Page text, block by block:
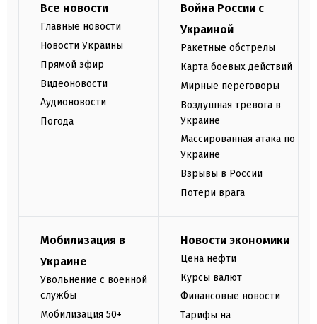
Все новости
Главные новости
Новости Украины
Прямой эфир
Видеоновости
Аудионовости
Погода
Война России с
Украиной
Ракетные обстрелы
Карта боевых действий
Мирные переговоры
Воздушная тревога в
Украине
Массированная атака по
Украине
Взрывы в России
Потери врага
Мобилизация в
Украине
Увольнение с военной
службы
Мобилизация 50+
Новости экономики
Цена нефти
Курсы валют
Финансовые новости
Тарифы на